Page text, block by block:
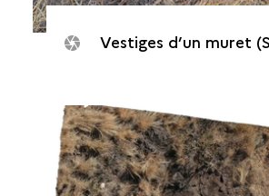
Vestiges d’un muret (Saint-Paul, Cap